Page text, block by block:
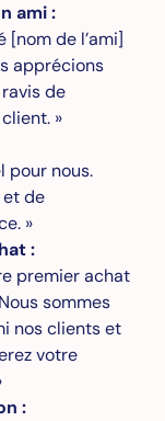
ami :
[nom de l’ami]
apprécions
de
»
pour nous.
et de
»
:
premier achat
sommes
nos clients et
votre
: